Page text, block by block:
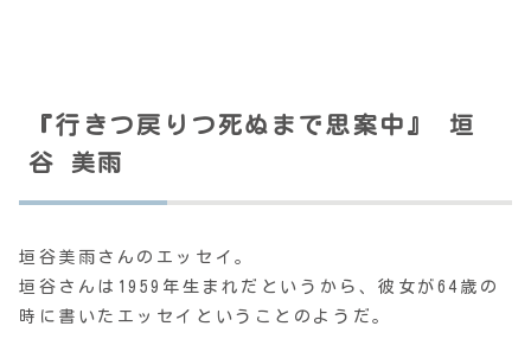
『行きつ戻りつ死ぬまで思案中』 垣
谷 美雨
垣谷美雨さんのエッセイ。
垣谷さんは1959年生まれだというから、彼女が64歳の
時に書いたエッセイということのようだ。